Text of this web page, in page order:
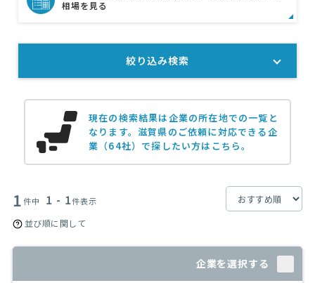
現在の検索結果は企業の所在地での一覧と
なります。 滋賀県のご依頼に対応できる企
業（64社）で探したい方はこちら。
1件中 1 - 1件表示
並び順に関して
企業を選択する
相場を見る
絞り込み検索